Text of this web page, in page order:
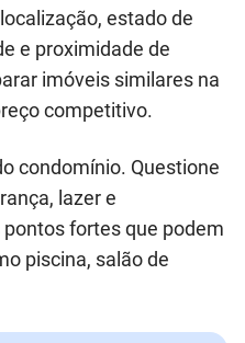
estado de
e proximidade de
imóveis similares na
competitivo.
condomínio. Questione
lazer e
fortes que podem
piscina, salão de